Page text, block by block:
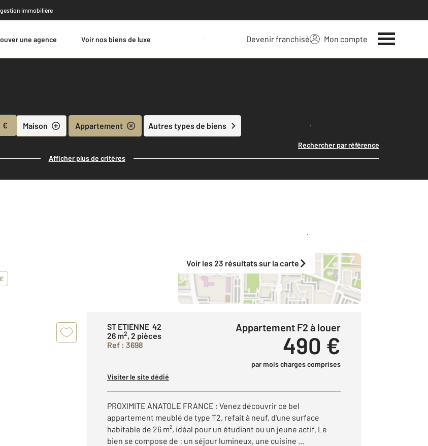
immobilière
une agence Voir nos biens de luxe Estimer votre bien Devenir franchisé Mon compte
€ Maison Appartement Autres types de biens Lancer ma recherche
Rechercher par référence
Afficher plus de critères
Créer une alerte
Voir les 23 résultats sur la carte
ST ETIENNE 42
26 m2, 2 pièces
Ref : 3698
Appartement F2 à louer
490 €
par mois charges comprises
Visiter le site dédié
PROXIMITE ANATOLE FRANCE : Venez découvrir ce bel
appartement meublé de type T2, refait à neuf, d'une surface
habitable de 26 m², idéal pour un étudiant ou un jeune actif. Le
bien se compose de : un séjour lumineux, une cuisine ...